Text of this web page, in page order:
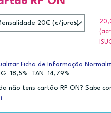
Ficha de Informação
18,5% TAN 14,79%
não tens cartão RP ON? Sabe